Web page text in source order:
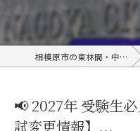
相模原市の東林間・中央林間の塾なら受験サポート塾ジーク SIEG
📢 2027年 受験生
試変更情報】...